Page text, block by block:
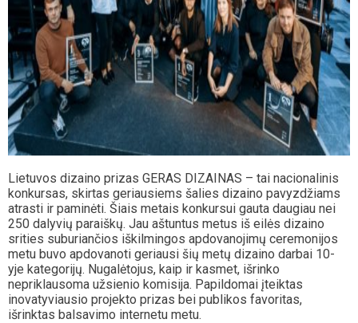
Lietuvos dizaino prizas GERAS DIZAINAS – tai nacionalinis
konkursas, skirtas geriausiems šalies dizaino pavyzdžiams
atrasti ir paminėti. Šiais metais konkursui gauta daugiau nei
250 dalyvių paraiškų. Jau aštuntus metus iš eilės dizaino
srities suburiančios iškilmingos apdovanojimų ceremonijos
metu buvo apdovanoti geriausi šių metų dizaino darbai 10-
yje kategorijų. Nugalėtojus, kaip ir kasmet, išrinko
nepriklausoma užsienio komisija. Papildomai įteiktas
inovatyviausio projekto prizas bei publikos favoritas,
išrinktas balsavimo internetu metu.